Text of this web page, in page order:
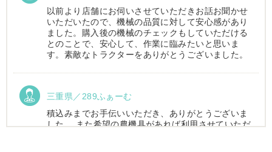
以前より店舗にお伺いさせていただきお話お聞かせ
いただいたので、機械の品質に対して安心感があり
ました。購入後の機械のチェックもしていただける
とのことで、安心して、作業に臨みたいと思いま
す。素敵なトラクターをありがとうございました。
三重県／289ふぁーむ
積込みまでお手伝いいただき、ありがとうございま
した。 また希望の農機具があれば利用させていただ